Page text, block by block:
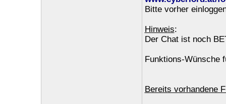
Bitte vorher
Hinweis:
Der Chat ist noch
Funktions-Wünsche
Bereits vorhandene